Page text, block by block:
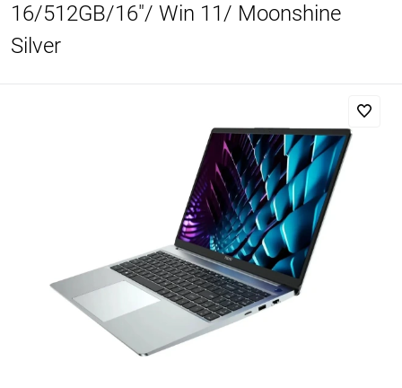
16/512GB/16"/ Win 11/ Moonshine
Silver
Добавляйте товары
Оплачивайте сегодня только
% картой любого банка
Получайте товар
выбранный способом
Оставшиеся
% будут
списываться
с вашей карты